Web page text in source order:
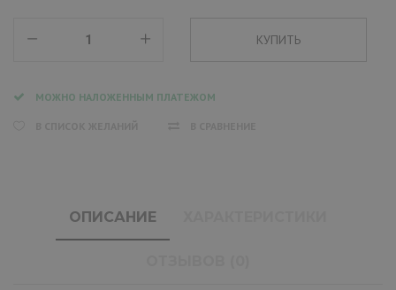
МОЖНО НАЛОЖЕННЫМ ПЛАТЕЖОМ
ОПИСАНИЕ